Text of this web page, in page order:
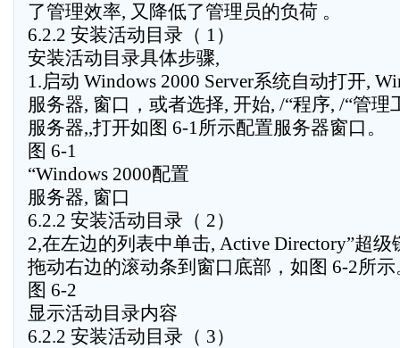
了管理效率, 又降低了管理员的负荷 。
6.2.2 安装活动目录（ 1）
安装活动目录具体步骤,
1.启动 Windows 2000 Server系统自动打开,
服务器, 窗口，或者选择, 开始, /“程序, /“管理
服务器,,打开如图 6-1所示配置服务器窗口。
图 6-1
“Windows 2000配置
服务器, 窗口
6.2.2 安装活动目录（ 2）
2,在左边的列表中单击, Active Directory”超级
拖动右边的滚动条到窗口底部，如图 6-2所示
图 6-2
显示活动目录内容
6.2.2 安装活动目录（ 3）